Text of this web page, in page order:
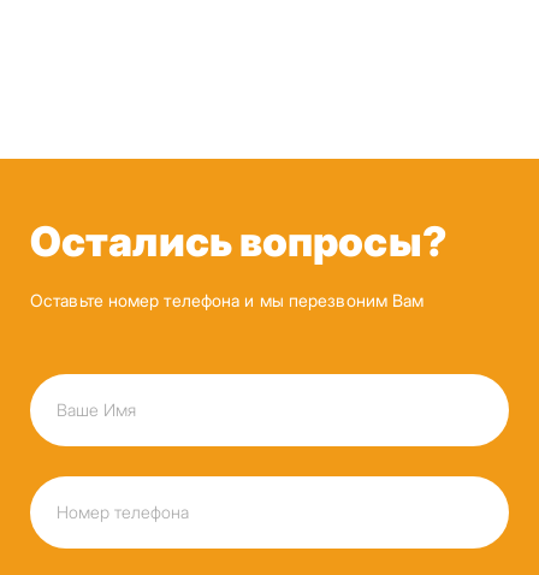
Остались вопросы?
Оставьте номер телефона и мы перезвоним Вам